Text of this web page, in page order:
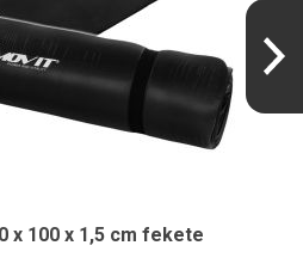
x 100 x 1,5 cm fekete